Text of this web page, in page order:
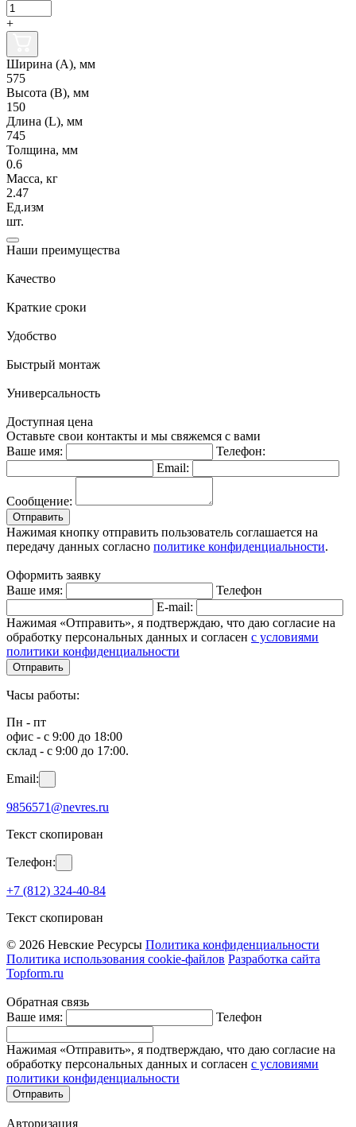
+
Ширина (А), мм
575
Высота (В), мм
150
Длина (L), мм
745
Толщина, мм
0.6
Масса, кг
2.47
Ед.изм
шт.
Наши преимущества
Качество
Краткие сроки
Удобство
Быстрый монтаж
Универсальность
Доступная цена
Оставьте свои контакты и мы свяжемся с вами
Ваше имя:
Телефон:
Email:
Сообщение:
Отправить
Нажимая кнопку отправить пользователь соглашается на
передачу данных согласно политике конфиденциальности.
Оформить заявку
Ваше имя:
Телефон
E-mail:
Нажимая «Отправить», я подтверждаю, что даю согласие на
обработку персональных данных и согласен с условиями
политики конфиденциальности
Отправить
Часы работы:
Пн - пт
офис - с 9:00 до 18:00
склад - с 9:00 до 17:00.
Email:
9856571@nevres.ru
Текст скопирован
Телефон:
+7 (812) 324-40-84
Текст скопирован
© 2026 Невские Ресурсы Политика конфиденциальности
Политика использования cookie-файлов Разработка сайта
Topform.ru
Обратная связь
Ваше имя:
Телефон
Нажимая «Отправить», я подтверждаю, что даю согласие на
обработку персональных данных и согласен с условиями
политики конфиденциальности
Отправить
Авторизация